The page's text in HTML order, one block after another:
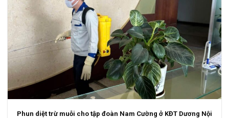
Phun diệt trừ muỗi cho tập đoàn Nam Cường ở KĐT Dương Nội